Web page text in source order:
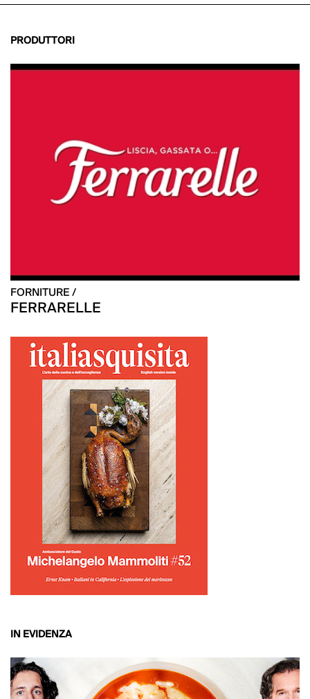
PRODUTTORI
FORNITURE /
FERRARELLE
IN EVIDENZA